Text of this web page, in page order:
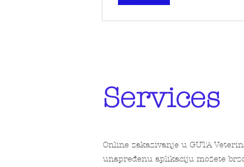
Services
Online zakazivanje u GUTA
unapređenu aplikaciju možete